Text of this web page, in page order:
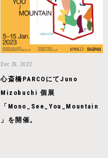
Dec 29, 2022
心斎橋PARCOにてJuno
Mizobuchi 個展
「Mono_See_You_Mountain
」を開催。